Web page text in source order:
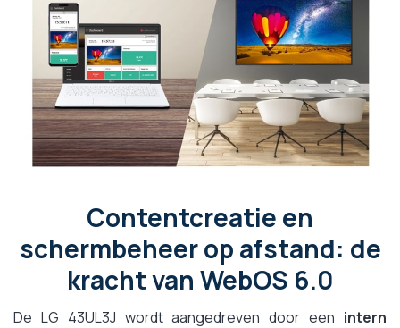
Contentcreatie en
schermbeheer op afstand: de
kracht van WebOS 6.0
De LG 43UL3J wordt aangedreven door een intern